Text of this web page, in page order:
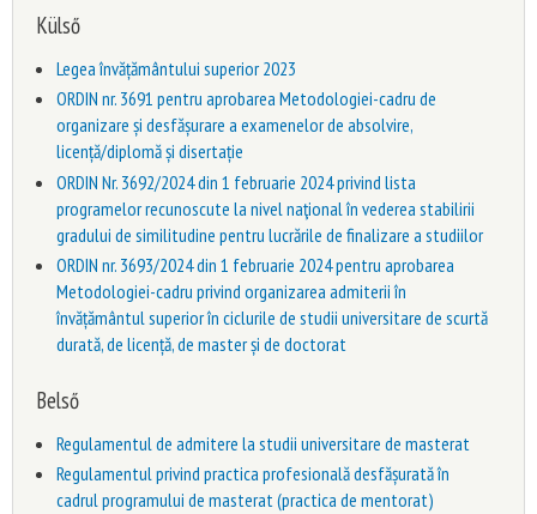
Külső
Legea învățământului superior 2023
ORDIN nr. 3691 pentru aprobarea Metodologiei-cadru de
organizare și desfășurare a examenelor de absolvire,
licență/diplomă și disertație
ORDIN Nr. 3692/2024 din 1 februarie 2024 privind lista
programelor recunoscute la nivel naţional în vederea stabilirii
gradului de similitudine pentru lucrările de finalizare a studiilor
ORDIN nr. 3693/2024 din 1 februarie 2024 pentru aprobarea
Metodologiei-cadru privind organizarea admiterii în
învățământul superior în ciclurile de studii universitare de scurtă
durată, de licență, de master și de doctorat
Belső
Regulamentul de admitere la studii universitare de masterat
Regulamentul privind practica profesională desfășurată în
cadrul programului de masterat (practica de mentorat)